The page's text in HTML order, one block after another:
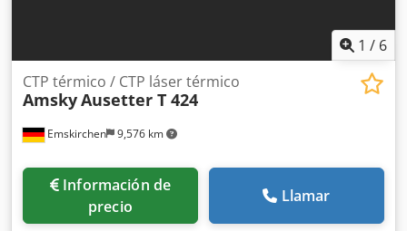
1 / 6
Emskirchen 9,576 km
CTP térmico / CTP láser térmico
AmskyAusetter T 424
Información de
precio
Llamar